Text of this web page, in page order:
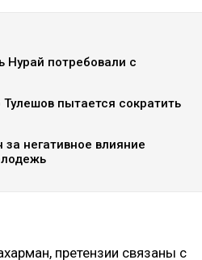
Нурай потребовали с
Тулешов пытается сократить
негативное влияние
претензии связаны с